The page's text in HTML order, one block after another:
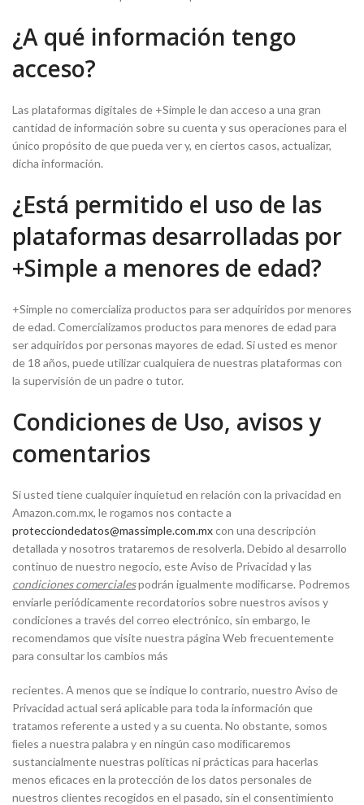
¿A qué información tengo
acceso?
Las plataformas digitales de +Simple le dan acceso a una gran
cantidad de información sobre su cuenta y sus operaciones para el
único propósito de que pueda ver y, en ciertos casos, actualizar,
dicha información.
¿Está permitido el uso de las
plataformas desarrolladas por
+Simple a menores de edad?
+Simple no comercializa productos para ser adquiridos por menores
de edad. Comercializamos productos para menores de edad para
ser adquiridos por personas mayores de edad. Si usted es menor
de 18 años, puede utilizar cualquiera de nuestras plataformas con
la supervisión de un padre o tutor.
Condiciones de Uso, avisos y
comentarios
Si usted tiene cualquier inquietud en relación con la privacidad en
Amazon.com.mx, le rogamos nos contacte a
protecciondedatos@massimple.com.mxcon una descripción
detallada y nosotros trataremos de resolverla. Debido al desarrollo
continuo de nuestro negocio, este Aviso de Privacidad y las
condiciones comercialespodrán igualmente modiﬁcarse. Podremos
enviarle periódicamente recordatorios sobre nuestros avisos y
condiciones a través del correo electrónico, sin embargo, le
recomendamos que visite nuestra página Web frecuentemente
para consultar los cambios más
recientes. A menos que se indique lo contrario, nuestro Aviso de
Privacidad actual será aplicable para toda la información que
tratamos referente a usted y a su cuenta. No obstante, somos
ﬁeles a nuestra palabra y en ningún caso modiﬁcaremos
sustancialmente nuestras políticas ni prácticas para hacerlas
menos eﬁcaces en la protección de los datos personales de
nuestros clientes recogidos en el pasado, sin el consentimiento